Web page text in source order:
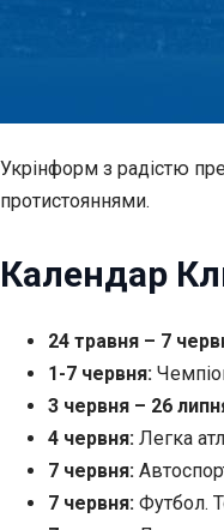
Укрінформ з радістю
протистояннями.
Календар
24 травня – 7
1-7 червня:
3 червня – 26
4 червня: Легка
7 червня:
7 червня: Футбол.